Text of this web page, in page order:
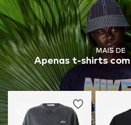
MAIS DE
Apenas t-shirts